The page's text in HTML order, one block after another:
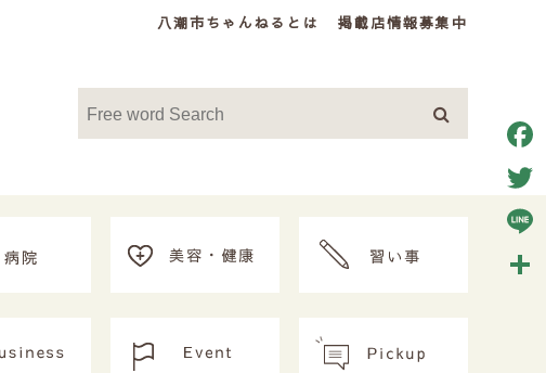
八潮市ちゃんねるとは 掲載店情報募集中
Line